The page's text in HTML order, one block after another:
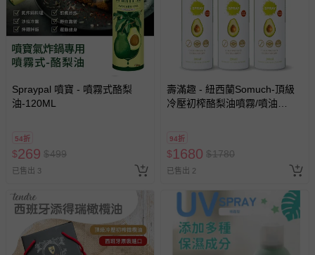
Spraypal 噴寶 - 噴霧式酪梨
油-120ML
54折
$269 $499
已售出 3
壽滿趣 - 紐西蘭Somuch-頂級
冷壓初榨酪梨油噴霧/噴油
94折
$1680 $1780
已售出 2